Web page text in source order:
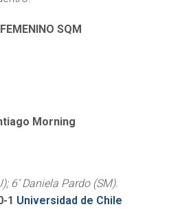
SQM
Morning
6’ Daniela Pardo (SM).
1 Universidad de Chile